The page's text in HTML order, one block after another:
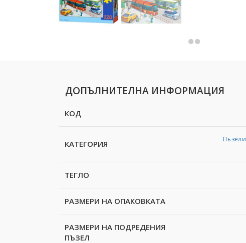
ДОПЪЛНИТЕЛНА ИНФОРМАЦИЯ
КОД
КАТЕГОРИЯ Пъзели
ТЕГЛО
РАЗМЕРИ НА ОПАКОВКАТА
РАЗМЕРИ НА ПОДРЕДЕНИЯ
ПЪЗЕЛ